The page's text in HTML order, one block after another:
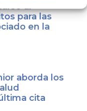
al
para las
en la
aborda los
cita